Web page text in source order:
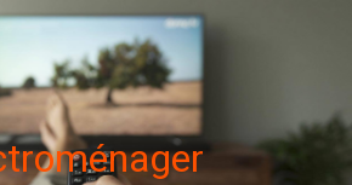
cookies